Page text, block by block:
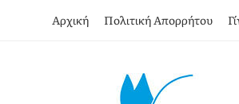
Αρχική Πολιτική Απορρήτου